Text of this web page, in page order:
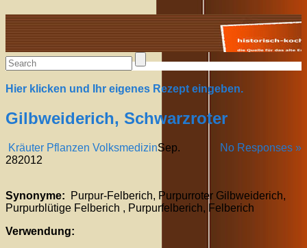
Alte Rezepte online
Hier klicken und Ihr eigenes Rezept eingeben.
Gilbweiderich, Schwarzroter
Kräuter Pflanzen Volksmedizin No Responses »
Sep.
282012
Synonyme: Purpur-Felberich, Purpurroter Gilbweiderich,
Purpurblütige Felberich , Purpurfelberich, Felberich
Verwendung: